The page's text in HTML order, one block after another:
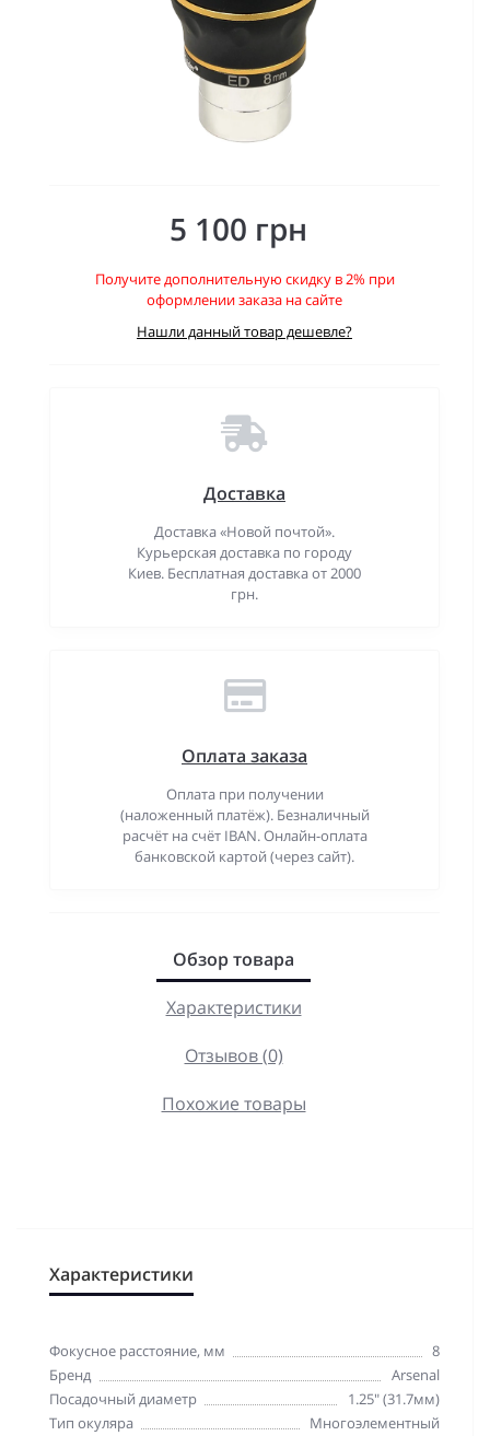
5 100 грн
Получите дополнительную скидку в 2% при
оформлении заказа на сайте
Нашли данный товар дешевле?
Доставка
Доставка «Новой почтой».
Курьерская доставка по городу
Киев. Бесплатная доставка от 2000
грн.
Оплата заказа
Оплата при получении
(наложенный платёж). Безналичный
расчёт на счёт IBAN. Онлайн-оплата
банковской картой (через сайт).
Обзор товара
Характеристики
Отзывов (0)
Похожие товары
Характеристики
Фокусное расстояние, мм
8
Бренд
Arsenal
Посадочный диаметр
1.25" (31.7мм)
Тип окуляра
Многоэлементный